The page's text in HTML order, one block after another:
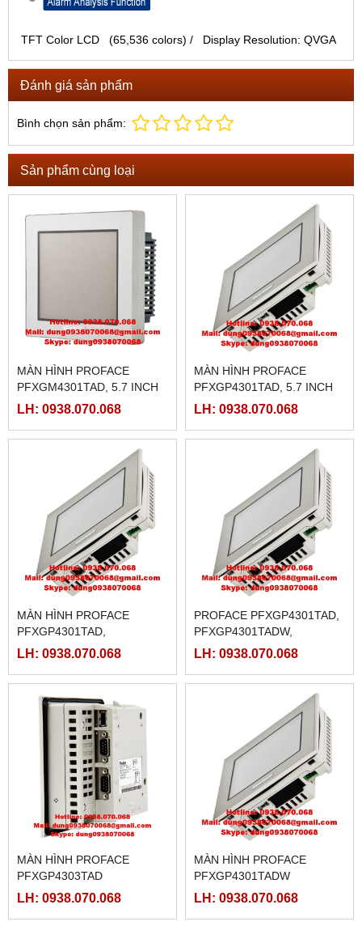
TFT Color LCD (65,536 colors) / Display Resolution: QVGA
Đánh giá sản phẩm
Bình chọn sản phẩm:
Sản phẩm cùng loại
MÀN HÌNH PROFACE
PFXGM4301TAD, 5.7 INCH
LH: 0938.070.068
MÀN HÌNH PROFACE
PFXGP4301TAD, 5.7 INCH
LH: 0938.070.068
MÀN HÌNH PROFACE
PFXGP4301TAD,
PFXGP4301TADW,
LH: 0938.070.068
PROFACE PFXGP4301TAD,
PFXGP4301TADW,
PFXGP4303TAD
LH: 0938.070.068
MÀN HÌNH PROFACE
PFXGP4303TAD
LH: 0938.070.068
MÀN HÌNH PROFACE
PFXGP4301TADW
LH: 0938.070.068